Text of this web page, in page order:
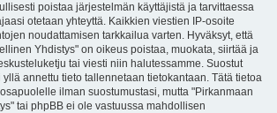
poistaa järjestelmän käyttäjistä ja tarvittaessa
otetaan yhteyttä. Kaikkien viestien IP-osoite
noudattamisen tarkkailua varten. Hyväksyt, että
Yhdistys" on oikeus poistaa, muokata, siirtää ja
tai viesti niin halutessamme. Suostut
annettu tieto tallennetaan tietokantaan. Tätä tietoa
ilman suostumustasi, mutta "Pirkanmaan
tai phpBB ei ole vastuussa mahdollisen